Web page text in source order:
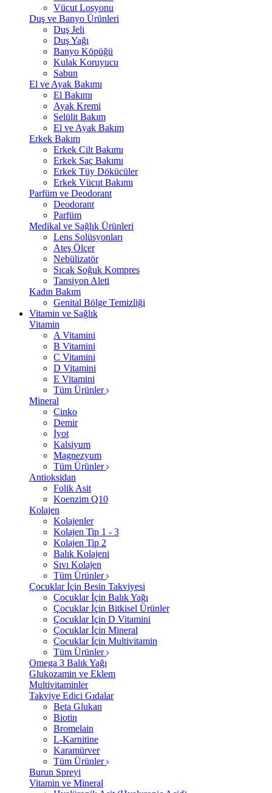
Vücut Losyonu
Duş ve Banyo Ürünleri
Duş Jeli
Duş Yağı
Banyo Köpüğü
Kulak Koruyucu
Sabun
El ve Ayak Bakımı
El Bakımı
Ayak Kremi
Selülit Bakım
El ve Ayak Bakım
Erkek Bakım
Erkek Cilt Bakımı
Erkek Saç Bakımı
Erkek Tüy Dökücüler
Erkek Vücut Bakımı
Parfüm ve Deodorant
Deodorant
Parfüm
Medikal ve Sağlık Ürünleri
Lens Solüsyonları
Ateş Ölçer
Nebülizatör
Sıcak Soğuk Kompres
Tansiyon Aleti
Kadın Bakım
Genital Bölge Temizliği
Vitamin ve Sağlık
Vitamin
A Vitamini
B Vitamini
C Vitamini
D Vitamini
E Vitamini
Tüm Ürünler
Mineral
Çinko
Demir
İyot
Kalsiyum
Magnezyum
Tüm Ürünler
Antioksidan
Folik Asit
Koenzim Q10
Kolajen
Kolajenler
Kolajen Tip 1 - 3
Kolajen Tip 2
Balık Kolajeni
Sıvı Kolajen
Tüm Ürünler
Çocuklar İçin Besin Takviyesi
Çocuklar İçin Balık Yağı
Çocuklar İçin Bitkisel Ürünler
Çocuklar İçin D Vitamini
Çocuklar İçin Mineral
Çocuklar İçin Multivitamin
Tüm Ürünler
Omega 3 Balık Yağı
Glukozamin ve Eklem
Multivitaminler
Takviye Edici Gıdalar
Beta Glukan
Biotin
Bromelain
L-Karnitine
Karamürver
Tüm Ürünler
Burun Spreyi
Vitamin ve Mineral